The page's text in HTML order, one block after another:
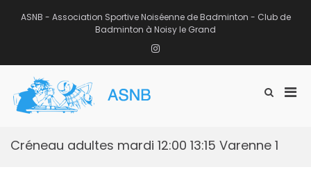
ASNB - Association Sportive Noiséenne de Badminton - Club de
Badminton à Noisy le Grand
Instagram
Afficher
recherche
Créneau adultes mardi 12:00 13:15 Varenne 1